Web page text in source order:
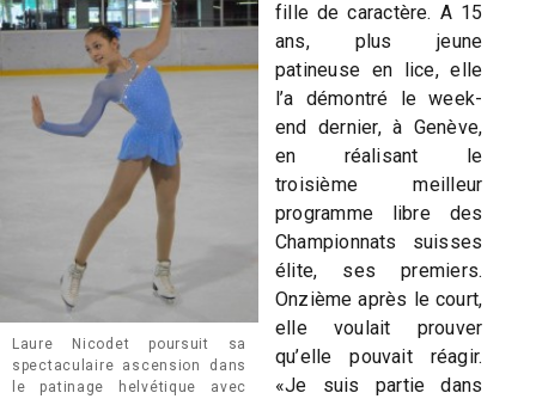
Laure Nicodet poursuit sa
spectaculaire ascension dans
le patinage helvétique avec
fille de caractère. A 15
ans, plus jeune
patineuse en lice, elle
l’a démontré le week-
end dernier, à Genève,
en réalisant le
troisième meilleur
programme libre des
Championnats suisses
élite, ses premiers.
Onzième après le court,
elle voulait prouver
qu’elle pouvait réagir.
«Je suis partie dans